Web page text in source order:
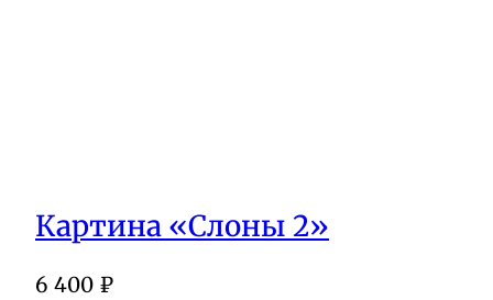
Картина «Слоны 2»
6 400 ₽